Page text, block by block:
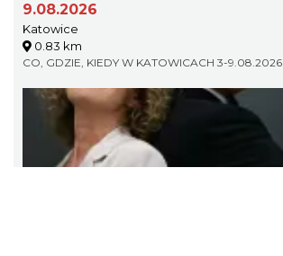
9.08.2026
Katowice
0.83 km
CO, GDZIE, KIEDY W KATOWICACH 3-9.08.2026